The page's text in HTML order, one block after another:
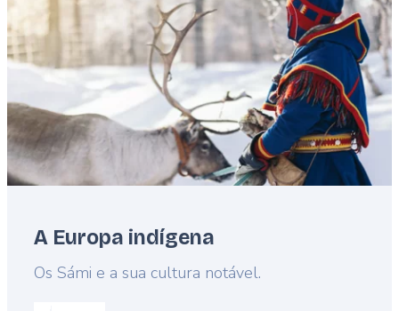
A Europa indígena
Lead
Os Sámi e a sua cultura notável.